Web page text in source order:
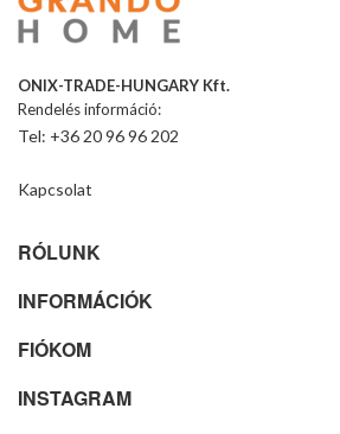
ONIX-TRADE-HUNGARY Kft.
Rendelés információ:
Tel: +36 20 96 96 202
Kapcsolat
RÓLUNK
INFORMÁCIÓK
FIÓKOM
INSTAGRAM